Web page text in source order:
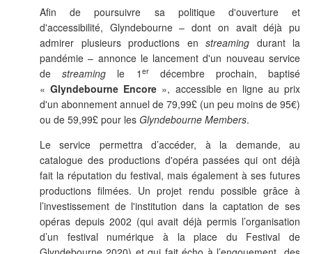
Afin de poursuivre sa politique d'ouverture et
d'accessibilité, Glyndebourne – dont on avait déjà pu
admirer plusieurs productions en streaming durant la
pandémie – annonce le lancement d'un nouveau service
destreaming le 1 erdécembre prochain, baptisé
«Glyndebourne Encore », accessible en ligne au prix
d'un abonnement annuel de 79,99£ (un peu moins de 95€)
ou de 59,99£ pour les Glyndebourne Members.
Le service permettra d’accéder, à la demande,au
catalogue des productions d'opéra passéesqui ont déjà
fait la réputation du festival, mais également à ses futures
productions filmées. Un projet rendu possible grâce à
l’investissement de l'institution dans la captation de ses
opéras depuis 2002 (qui avait déjà permis l’organisation
d’un festival numérique à la place du Festival de